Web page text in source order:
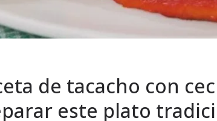
de tacacho con
este plato